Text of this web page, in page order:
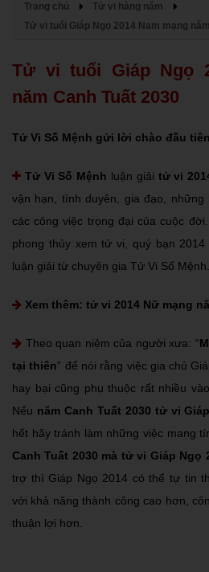
Trang chủ
Tử vi hàng năm
Tử vi tuổi Giáp Ngọ 2014 Nam mạng
Tử vi tuổi Giáp Ngọ
năm Canh Tuất 2030
Tử Vi Số Mệnh gửi lời chào đầu
Tử Vi Số Mệnh luận giải tử vi
vận hạn, tình duyên, gia đạo,
các công việc trọng đại của cuộc
phong thủy xem tử vi, quý bạn
luận giải từ chuyên gia Tử Vi Số Mệnh.
Xem thêm: tử vi 2014 Nữ mạng
Theo quan niệm của người xưa: “
tại thiên” để nói rằng việc gia chủ
hay bại cũng phụ thuộc rất nhiều
Nếu năm Canh Tuất 2030 tử vi
hết hãy tránh làm những việc mang
Canh Tuất 2030 mà tử vi Giáp Ngọ
trợ thì Giáp Ngọ 2014 có thể tự tin
với khả năng thành công cao hơn,
thuận lợi hơn.